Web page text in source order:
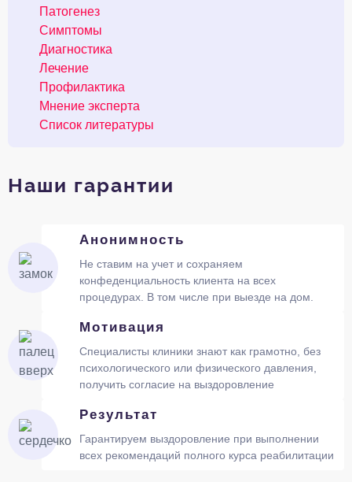
Патогенез
Симптомы
Диагностика
Лечение
Профилактика
Мнение эксперта
Список литературы
Наши гарантии
Анонимность
Не ставим на учет и сохраняем
конфеденциальность клиента на всех
процедурах. В том числе при выезде на дом.
Мотивация
Специалисты клиники знают как грамотно, без
психологического или физического давления,
получить согласие на выздоровление
Результат
Гарантируем выздоровление при выполнении
всех рекомендаций полного курса реабилитации